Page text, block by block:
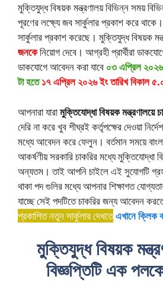
মুক্তিযুদ্ধ বিষয়ক মন্ত্রণালয় বিভিন্ন সময়
পূরণের লক্ষ্যে জব সার্কুলার প্রকাশ করে
সার্কুলার প্রকাশ করেছে। মুক্তিযুদ্ধ বিষয়ক
জনকেনিয়োগ দেবে। আগ্রহী প্রার্থীরা
ডাকযোগে আবেদন করা যাবে ০৩ এপ্রিল
টা হতে ১৭ এপ্রিল ২০২৬ ইং তারিখ বিকাল
আপনারা যারামুক্তিযোদ্ধা বিষয়ক মন্ত্রণালয়ে
দেরি না করে খুব শীঘ্রই কর্তৃপক্ষের দেওয়া
মধ্যে আবেদন করে ফেলুন। বর্তমান সময়ে
আকর্ষণীয় সরকারি চাকরির মধ্যে মুক্তিযোদ্ধা
অন্যতম। তাই আপনি চাইলে এই সুযোগটি
থাকা পদ গুলির মধ্যে আপনার শিক্ষাগত
যাচ্ছে সেই পদটিতে চাকরির জন্য আবেদন
প্রকাশিত নতুন সার্কুলার দেখতেএখানে ক্লিক
মুক্তিযুদ্ধ বিষয়ক
বিজ্ঞপ্তিটি এক